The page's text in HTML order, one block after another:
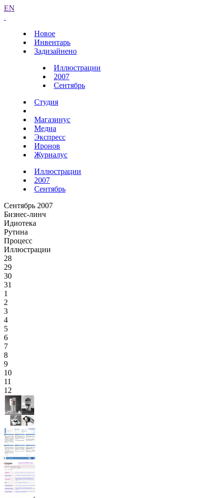
EN
Новое
Инвентарь
Задизайнено
Иллюстрации
2007
Сентябрь
Студия
Магазинус
Медиа
Экспресс
Иронов
Журналус
Иллюстрации
2007
Сентябрь
Сентябрь 2007
Бизнес-линч
Идиотека
Рутина
Процесс
Иллюстрации
28
29
30
31
1
2
3
4
5
6
7
8
9
10
11
12